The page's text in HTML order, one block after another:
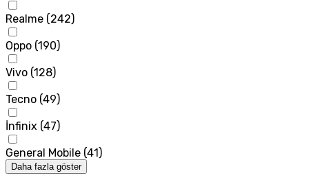
Realme (242)
Oppo (190)
Vivo (128)
Tecno (49)
İnfinix (47)
General Mobile (41)
Daha fazla göster